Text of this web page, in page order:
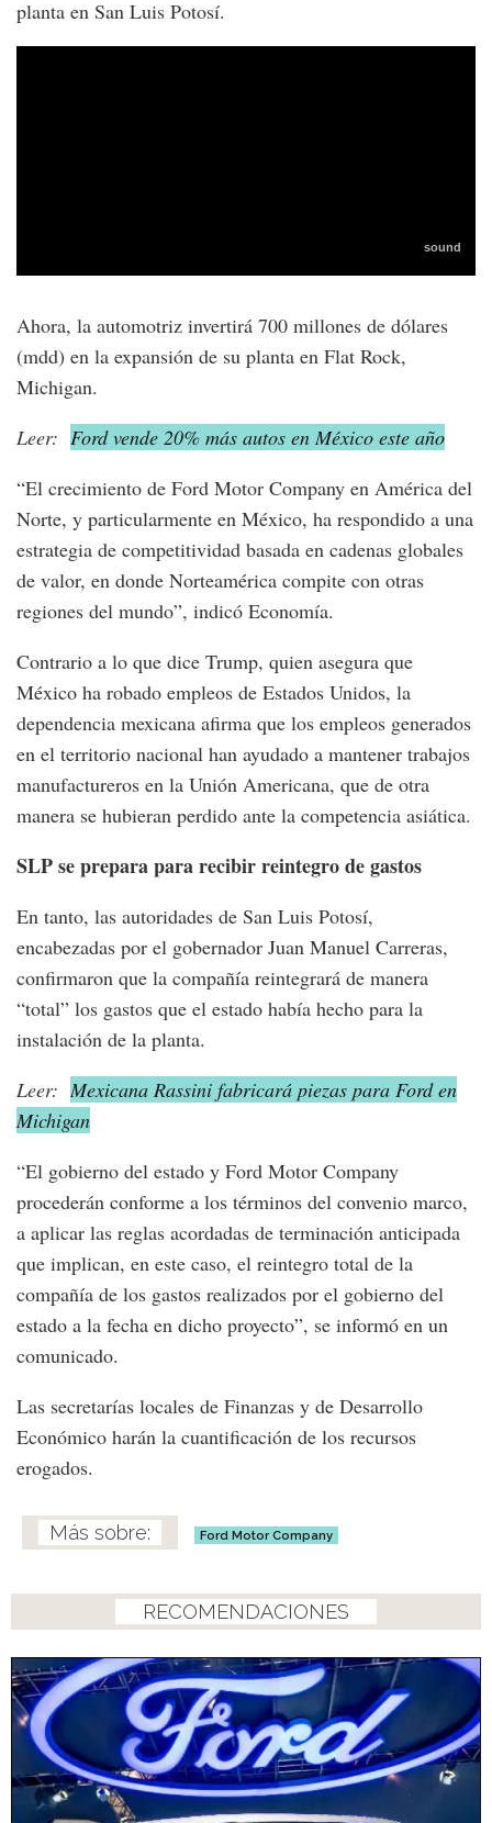
planta en San Luis Potosí.
Ahora, la automotriz invertirá 700 millones de dólares
(mdd) en la expansión de su planta en Flat Rock,
Michigan.
Leer: Ford vende 20% más autos en México este año
“El crecimiento de Ford Motor Company en América del
Norte, y particularmente en México, ha respondido a una
estrategia de competitividad basada en cadenas globales
de valor, en donde Norteamérica compite con otras
regiones del mundo”, indicó Economía.
Contrario a lo que dice Trump, quien asegura que
México ha robado empleos de Estados Unidos, la
dependencia mexicana afirma que los empleos generados
en el territorio nacional han ayudado a mantener trabajos
manufactureros en la Unión Americana, que de otra
manera se hubieran perdido ante la competencia asiática.
SLP se prepara para recibir reintegro de gastos
En tanto, las autoridades de San Luis Potosí,
encabezadas por el gobernador Juan Manuel Carreras,
confirmaron que la compañía reintegrará de manera
“total” los gastos que el estado había hecho para la
instalación de la planta.
Leer: Mexicana Rassini fabricará piezas para Ford en
Michigan
“El gobierno del estado y Ford Motor Company
procederán conforme a los términos del convenio marco,
a aplicar las reglas acordadas de terminación anticipada
que implican, en este caso, el reintegro total de la
compañía de los gastos realizados por el gobierno del
estado a la fecha en dicho proyecto”, se informó en un
comunicado.
Las secretarías locales de Finanzas y de Desarrollo
Económico harán la cuantificación de los recursos
erogados.
Ford Motor Company
RECOMENDACIONES